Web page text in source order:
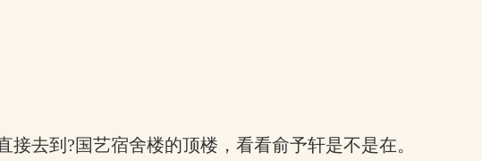
去到?国艺宿舍楼的顶楼，看看俞予轩是不是在。